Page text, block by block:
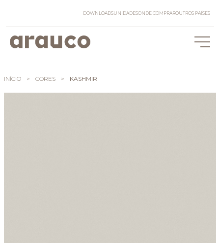
DOWNLOADSUNIDADESONDE COMPRAROUTROS PAÍSES
INÍCIO > CORES > KASHMIR